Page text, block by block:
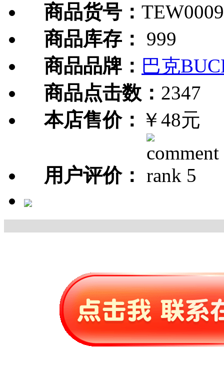
商品货号：
商品库存：
999
商品品牌： 巴克
商品点击数： 2347
本店售价： ￥48元
用户评价：